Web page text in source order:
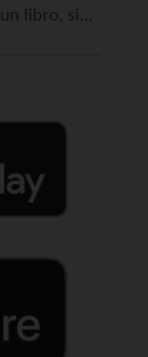
libro, si